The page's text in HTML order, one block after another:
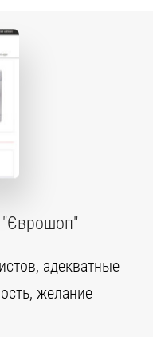
"Єврошоп"
адекватные
желание